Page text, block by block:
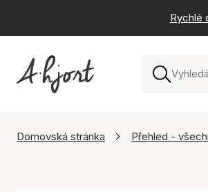
Rychlé
Domovská stránka Přehled -